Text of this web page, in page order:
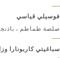
فوسيلي قياسي
صلصة طماطم ،
سباغيتي كاربونارا